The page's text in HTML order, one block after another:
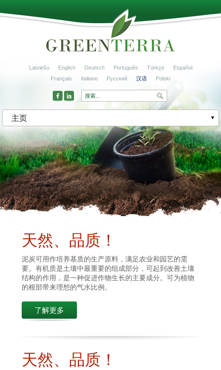
Latviešu English Deutsch Português Türkçe
Español
Français
Italiano Русский 汉语 Polski
主页
天然、品质！
泥炭可用作培养基质的生产原料，满足农业和园艺的需
要。有机质是土壤中最重要的组成部分，可起到改善土壤
结构的作用，是一种促进作物生长的主要成分。可为植物
的根部带来理想的气水比例。
了解更多
天然、品质！